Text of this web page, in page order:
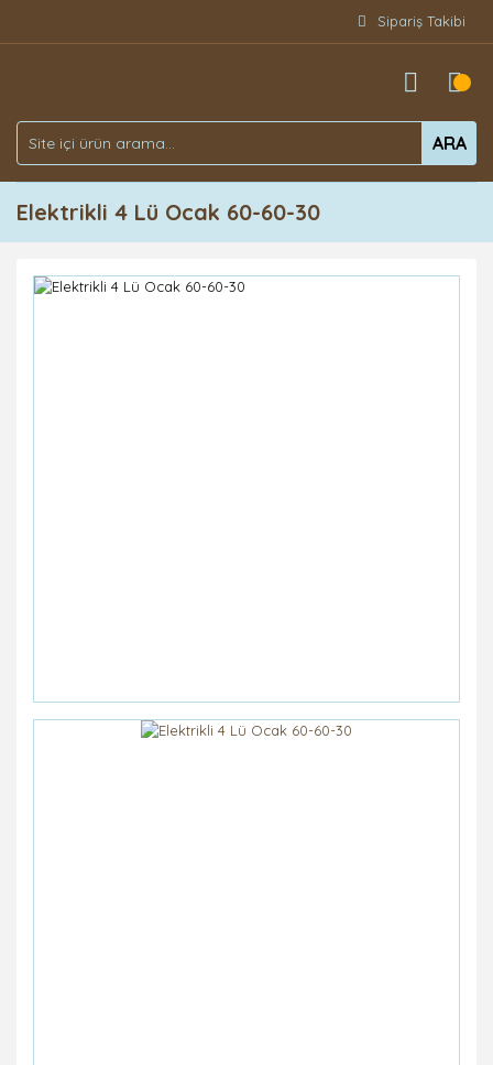
Sipariş Takibi
ARA
Elektrikli 4 Lü Ocak 60-60-30